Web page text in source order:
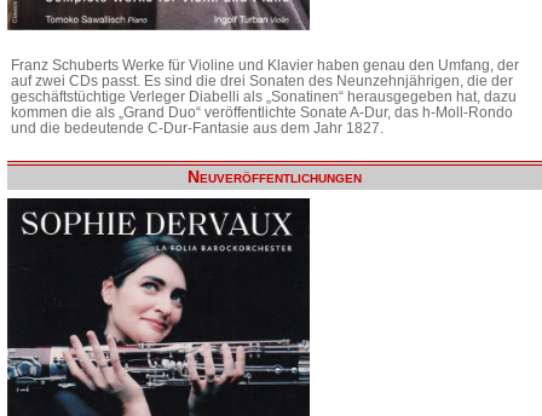
Franz Schuberts Werke für Violine und Klavier haben genau den Umfang, der
auf zwei CDs passt. Es sind die drei Sonaten des Neunzehnjährigen, die der
geschäftstüchtige Verleger Diabelli als „Sonatinen“ herausgegeben hat, dazu
kommen die als „Grand Duo“ veröffentlichte Sonate A-Dur, das h-Moll-Rondo
und die bedeutende C-Dur-Fantasie aus dem Jahr 1827.
Neuveröffentlichungen